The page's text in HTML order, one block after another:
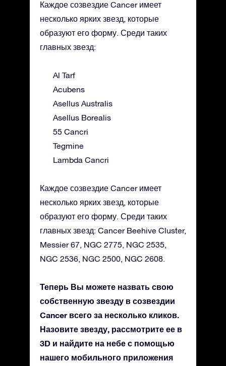
Каждое созвездие Cancer имеет
несколько ярких звезд, которые
образуют его форму. Среди таких
главных звезд:
Al Tarf
Acubens
Asellus Australis
Asellus Borealis
55 Cancri
Tegmine
Lambda Cancri
Каждое созвездие Cancer имеет
несколько ярких звезд, которые
образуют его форму. Среди таких
главных звезд: Cancer Beehive Cluster,
Messier 67, NGC 2775, NGC 2535,
NGC 2536, NGC 2500, NGC 2608.
Теперь Вы можете назвать свою
собственную звезду в созвездии
Cancer всего за несколько кликов.
Назовите звезду, рассмотрите ее в
3D и найдите на небе с помощью
нашего мобильного приложения